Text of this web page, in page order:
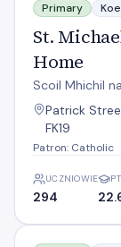
Primary
St.
Home
Scoil Mhichil
Patrick
FK19
Patron: Catholic
UCZNIOWIE
294
Stackallen N S